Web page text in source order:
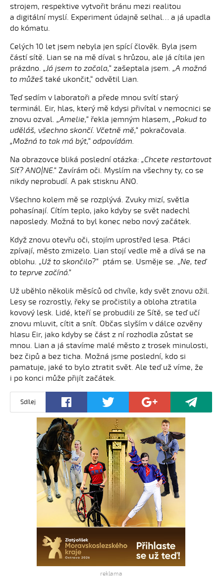
strojem, respektive vytvořit bránu mezi realitou
a digitální myslí. Experiment údajně selhal… a já upadla
do kómatu.
Celých 10 let jsem nebyla jen spící člověk. Byla jsem
částí sítě. Lian se na mě díval s hrůzou, ale já cítila jen
prázdno. „Já jsem to začala,“ zašeptala jsem. „A možná
to můžeš také ukončit,“ odvětil Lian.
Teď sedím v laboratoři a přede mnou svítí starý
terminál. Eir, hlas, který mě kdysi přivítal v nemocnici se
znovu ozval. „Amelie,“ řekla jemným hlasem, „Pokud to
uděláš, všechno skončí. Včetně mě,“ pokračovala.
„Možná to tak má být,“ odpovídám.
Na obrazovce bliká poslední otázka: „Chcete restartovat
Síť? ANO|NE.“ Zavírám oči. Myslím na všechny ty, co se
nikdy neprobudí. A pak stisknu ANO.
Všechno kolem mě se rozplývá. Zvuky mizí, světla
pohasínají. Cítím teplo, jako kdyby se svět nadechl
naposledy. Možná to byl konec nebo nový začátek.
Když znovu otevřu oči, stojím uprostřed lesa. Ptáci
zpívají, město zmizelo. Lian stojí vedle mě a dívá se na
oblohu. „Už to skončilo?“ ptám se. Usměje se. „Ne, teď
to teprve začíná.“
Už uběhlo několik měsíců od chvíle, kdy svět znovu ožil.
Lesy se rozrostly, řeky se pročistily a obloha ztratila
kovový lesk. Lidé, kteří se probudili ze Sítě, se teď učí
znovu mluvit, cítit a snít. Občas slyším v dálce ozvěny
hlasu Eir, jako kdyby se část z ní rozhodla zůstat se
mnou. Lian a já stavíme malé město z trosek minulosti,
bez čipů a bez ticha. Možná jsme poslední, kdo si
pamatuje, jaké to bylo ztratit svět. Ale teď už víme, že
i po konci může přijít začátek.
Sdílej
reklama